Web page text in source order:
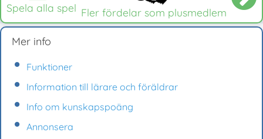
Spela alla spel Fler fördelar som plusmedlem
Mer info
Funktioner
Information till lärare och föräldrar
Info om kunskapspoäng
Annonsera